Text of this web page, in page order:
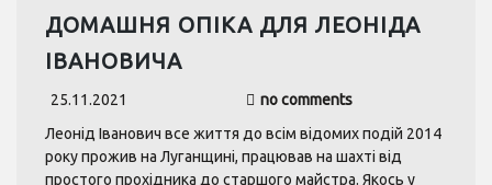
ДОМАШНЯ ОПІКА ДЛЯ ЛЕОНІДА
ІВАНОВИЧА
25.11.2021
no comments
Леонід Іванович все життя до всім відомих подій 2014
року прожив на Луганщині, працював на шахті від
простого прохідника до старшого майстра. Якось у